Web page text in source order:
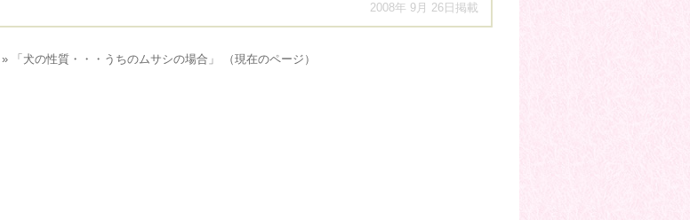
2008年 9月 26日掲載
» 「犬の性質・・・うちのムサシの場合」 （現在のページ）